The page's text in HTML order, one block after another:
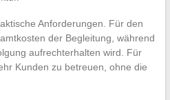
Anforderungen. Für den
der Begleitung, während
aufrechterhalten wird. Für
Kunden zu betreuen, ohne die